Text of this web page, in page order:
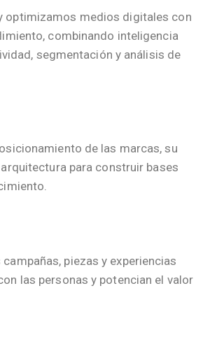
optimizamos medios digitales con
combinando inteligencia
segmentación y análisis de
de las marcas, su
para construir bases
piezas y experiencias
las personas y potencian el valor